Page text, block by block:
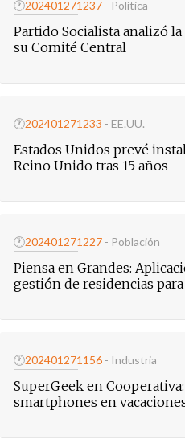
🕐202401271237 - Política
Partido Socialista analizó
su Comité Central
🕐202401271233 - EE.UU.
Estados Unidos prevé
Reino Unido tras 15 años
🕐202401271227 - Población
Piensa en Grandes:
gestión de residencias
🕐202401271156 - Industria
SuperGeek en
smartphones en